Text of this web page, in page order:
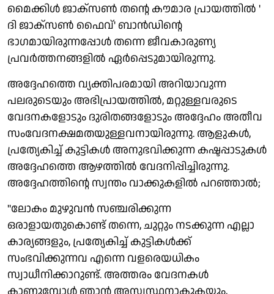
മൈക്കിള്‍ ജാക്സണ്‍ തന്റെ കൗമാര പ്രായത്തില്‍ '
ദി ജാക്സണ്‍ ഫൈവ്' ബാന്‍ഡിന്റെ
ഭാഗമായിരുന്നപ്പോള്‍ തന്നെ ജീവകാരുണ്യ
പ്രവര്‍ത്തനങ്ങളില്‍ ഏര്‍പ്പെടുമായിരുന്നു.
അദ്ദേഹത്തെ വ്യക്തിപരമായി അറിയാവുന്ന
പലരുടെയും അഭിപ്രായത്തില്‍, മറ്റുള്ളവരുടെ
വേദനകളോടും ദുരിതങ്ങളോടും അദ്ദേഹം അതീവ
സംവേദനക്ഷമതയുള്ളവനായിരുന്നു. ആളുകള്‍,
പ്രത്യേകിച്ച് കുട്ടികള്‍ അനുഭവിക്കുന്ന കഷ്ടപ്പാടുകള്‍
അദ്ദേഹത്തെ ആഴത്തില്‍ വേദനിപ്പിച്ചിരുന്നു.
അദ്ദേഹത്തിന്റെ സ്വന്തം വാക്കുകളില്‍ പറഞ്ഞാല്‍;
''ലോകം മുഴുവന്‍ സഞ്ചരിക്കുന്ന
ഒരാളായതുകൊണ്ട് തന്നെ, ചുറ്റും നടക്കുന്ന എല്ലാ
കാര്യങ്ങളും, പ്രത്യേകിച്ച് കുട്ടികള്‍ക്ക്
സംഭവിക്കുന്നവ എന്നെ വളരെയധികം
സ്വാധീനിക്കാറുണ്ട്. അത്തരം വേദനകള്‍
കാണുമ്പോള്‍ ഞാന്‍ അസ്വസ്ഥനാകുകയും,